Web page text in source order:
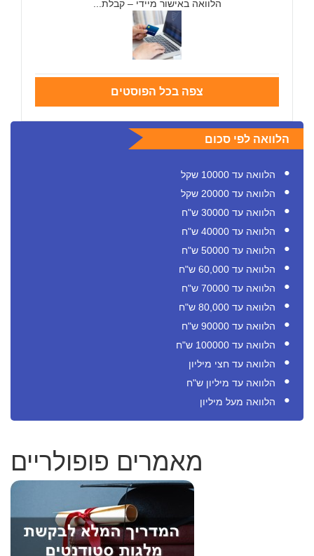
הלוואה באישור מיידי – קבלת...
צפה בכל הפוסטים
הלוואה לפי סכום
הלוואה עד 10000 שקל
הלוואה עד 20000 שקל
הלוואה עד 30000 ש"ח
הלוואה עד 40000 ש"ח
הלוואה עד 50000 ש"ח
הלוואה עד 60,000 ש"ח
הלוואה עד 70000 ש"ח
הלוואה עד 80,000 ש"ח
הלוואה עד 90000 ש"ח
הלוואה עד 100000 ש"ח
הלוואה עד חצי מיליון
הלוואה עד מיליון ש"ח
הלוואה מעל מיליון
מאמרים פופולריים